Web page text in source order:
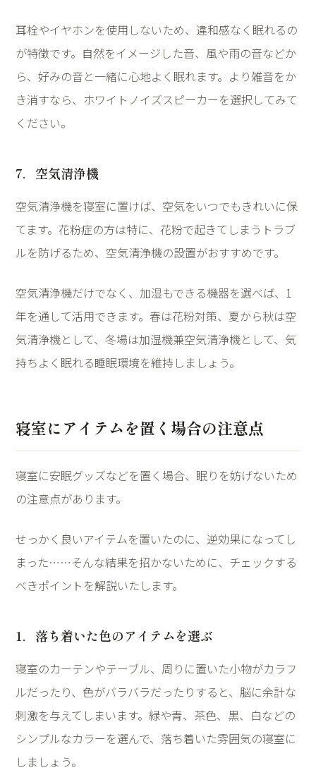
耳栓やイヤホンを使用しないため、違和感なく眠れるの
が特徴です。自然をイメージした音、風や雨の音などか
ら、好みの音と一緒に心地よく眠れます。より雑音をか
き消すなら、ホワイトノイズスピーカーを選択してみて
ください。
7．空気清浄機
空気清浄機を寝室に置けば、空気をいつでもきれいに保
てます。花粉症の方は特に、花粉で起きてしまうトラブ
ルを防げるため、空気清浄機の設置がおすすめです。
空気清浄機だけでなく、加湿もできる機器を選べば、 1
年を通して活用できます。春は花粉対策、夏から秋は空
気清浄機として、冬場は加湿機兼空気清浄機として、気
持ちよく眠れる睡眠環境を維持しましょう。
寝室にアイテムを置く場合の注意点
寝室に安眠グッズなどを置く場合、眠りを妨げないため
の注意点があります。
せっかく良いアイテムを置いたのに、逆効果になってし
まった……そんな結果を招かないために、チェックする
べきポイントを解説いたします。
1．落ち着いた色のアイテムを選ぶ
寝室のカーテンやテーブル、周りに置いた小物がカラフ
ルだったり、色がバラバラだったりすると、脳に余計な
刺激を与えてしまいます。緑や青、茶色、黒、白などの
シンプルなカラーを選んで、落ち着いた雰囲気の寝室に
しましょう。